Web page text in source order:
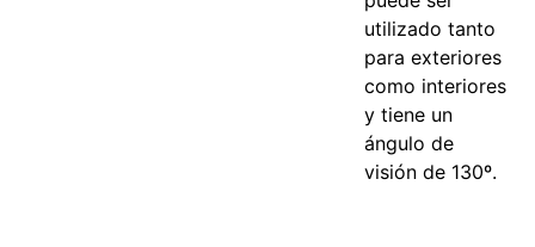
utilizado tanto
para exteriores
como interiores
y tiene un
ángulo de
visión de 130º.